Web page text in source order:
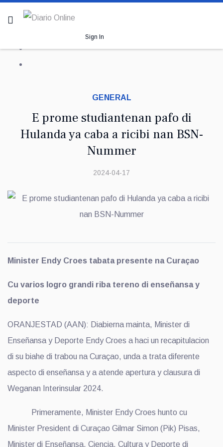
Sign In
GENERAL
E prome studiantenan pafo di
Hulanda ya caba a ricibi nan BSN-
Nummer
2024-04-17
Minister Endy Croes tabata presente na Curaçao
Cu varios logro grandi riba tereno di enseñansa y
deporte
ORANJESTAD (AAN): Diabierna mainta, Minister di
Enseñansa y Deporte Endy Croes a haci un recapitulacion
di su biahe di trabou na Curaçao, unda a trata diferente
aspecto di enseñansa y a atende apertura y clausura di
Weganan Interinsular 2024.
Primeramente, Minister Endy Croes hunto cu
Minister President di Curaçao Gilmar Simon (Pik) Pisas,
Minister di Enseñansa, Ciencia, Cultura y Deporte di